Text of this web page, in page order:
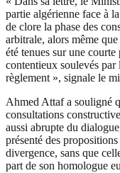
partie algérienne face à
de clore la phase des
arbitrale, alors même
été tenues sur une
contentieux soulevés par
règlement », signale le
Ahmed Attaf a souligné
consultations
aussi abrupte du
présenté des
divergence, sans que
part de son homologue